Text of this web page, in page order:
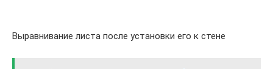
Выравнивание листа после установки его к стене